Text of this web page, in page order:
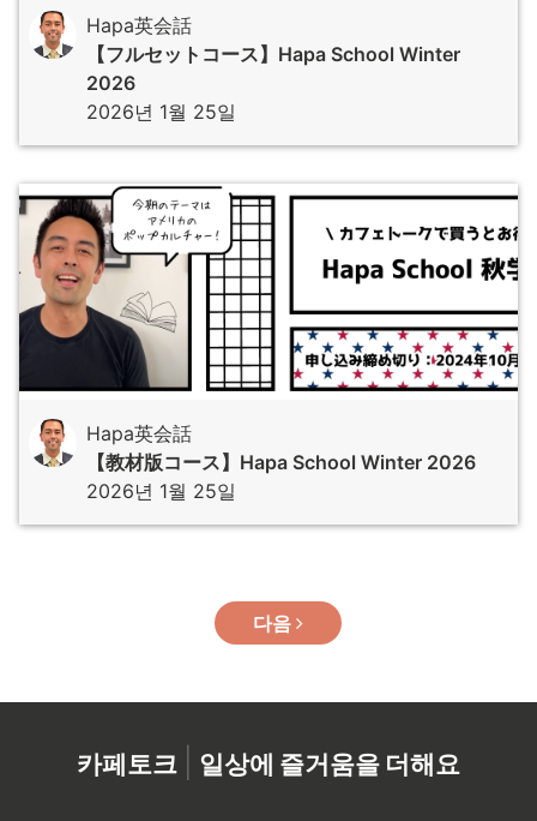
Hapa英会話
【フルセットコース】Hapa School Winter
2026
2026년 1월 25일
Hapa英会話
【教材版コース】Hapa School Winter 2026
2026년 1월 25일
다음
카페토크 | 일상에 즐거움을 더해요